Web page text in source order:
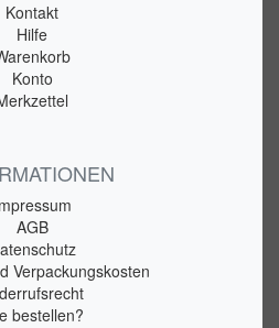
Kontakt
Hilfe
Konto
AGB
Verpackungskosten
bestellen?